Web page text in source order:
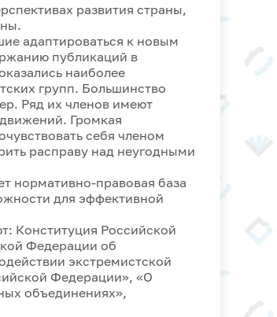
развития страны,
адаптироваться к новым
публикаций в
наиболее
групп. Большинство
Ряд их членов имеют
Громкая
себя членом
расправу над неугодными
нормативно-правовая база
для эффективной
Конституция Российской
Федерации об
экстремистской
Федерации», «О
объединениях»,